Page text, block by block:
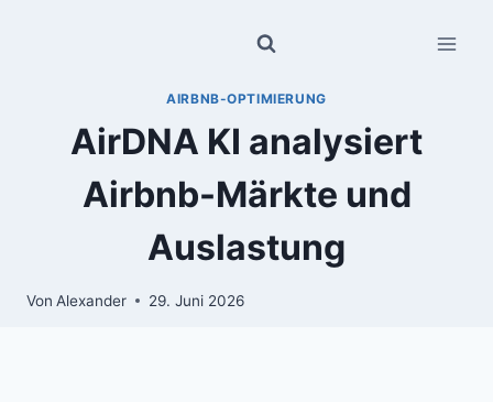
AIRBNB-OPTIMIERUNG
AirDNA KI analysiert
Airbnb-Märkte und
Auslastung
Von Alexander 29. Juni 2026